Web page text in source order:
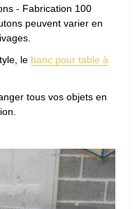
- Fabrication 100
peuvent varier en
le banc pour table à
tous vos objets en